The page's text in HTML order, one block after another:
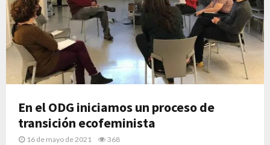
En el ODG iniciamos un proceso de
transición ecofeminista
16 de mayo de 2021 368